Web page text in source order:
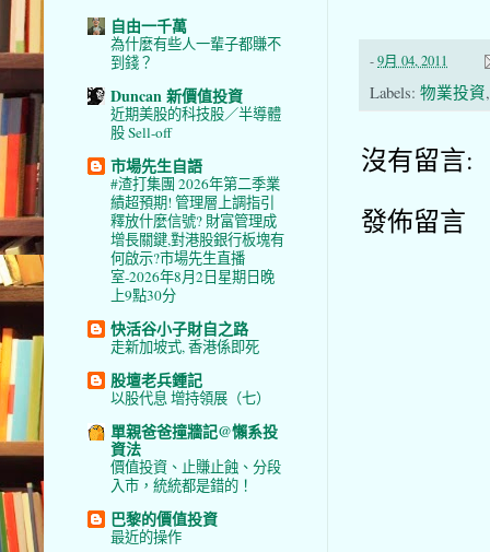
-9月 04, 2011
Labels: 物業投資
沒有留言:
發佈留言
自由一千萬
為什麼有些人一輩子都賺不
到錢？
Duncan 新價值投資
近期美股的科技股／半導體
股 Sell-off
市場先生自語
#渣打集團 2026年第二季業
績超預期! 管理層上調指引
釋放什麼信號? 財富管理成
增長關鍵,對港股銀行板塊有
何啟示?市場先生直播
室-2026年8月2日星期日晚
上9點30分
快活谷小子財自之路
走新加坡式, 香港係即死
股壇老兵鍾記
以股代息 增持領展（七）
單親爸爸撞牆記@懶系投
資法
價值投資、止賺止蝕、分段
入市，統統都是錯的！
巴黎的價值投資
最近的操作